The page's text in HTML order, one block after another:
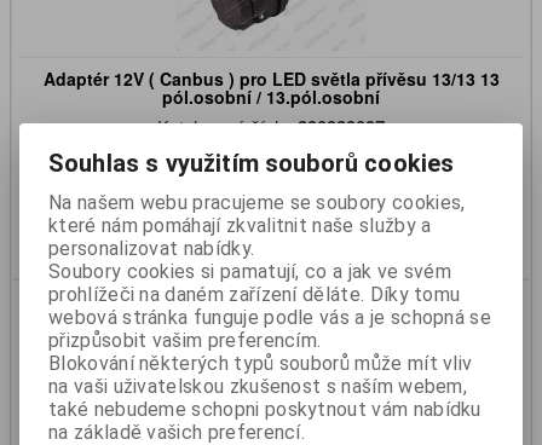
Adaptér 12V ( Canbus ) pro LED světla přívěsu 13/13 13
pól.osobní / 13.pól.osobní
Katalogové číslo:390939097
Skladem:
Ano
2 915 Kč
2 409 Kč (bez DPH)
Koupit
Souhlas s využitím souborů cookies
Na našem webu pracujeme se soubory cookies,
které nám pomáhají zkvalitnit naše služby a
personalizovat nabídky.
Soubory cookies si pamatují, co a jak ve svém
prohlížeči na daném zařízení děláte. Díky tomu
webová stránka funguje podle vás a je schopná se
přizpůsobit vašim preferencím.
Blokování některých typů souborů může mít vliv
na vaši uživatelskou zkušenost s naším webem,
také nebudeme schopni poskytnout vám nabídku
na základě vašich preferencí.